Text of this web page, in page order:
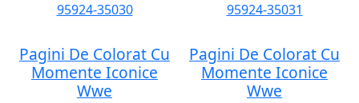
Pagini De Colorat Cu
Momente Iconice
Wwe
Pagini De Colorat Cu
Momente Iconice
Wwe